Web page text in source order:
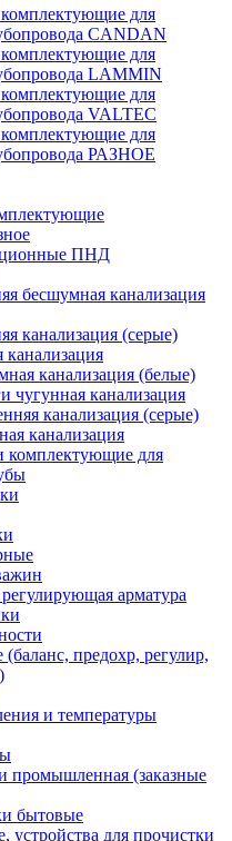
для
CANDAN
для
LAMMIN
для
VALTEC
для
РАЗНОЕ
ПНД
бесшумная канализация
канализация (серые)
канализация (белые)
чугунная канализация
канализация (серые)
канализация
для
арматура
предохр, регулир,
и температуры
промышленная (заказные
бытовые
устройства для прочистки